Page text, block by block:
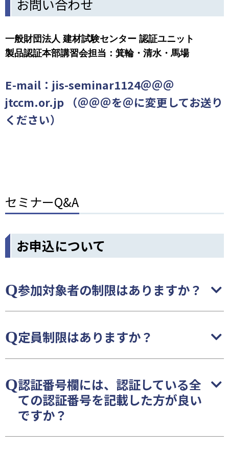
お問い合わせ
一般財団法人 建材試験センター 認証ユニット
製品認証本部講習会担当：箕輪・清水・馬場
E-mail：jis-seminar1124＠＠＠
jtccm.or.jp （＠＠＠を＠に変更してお送り
ください）
セミナーQ&A
お申込について
参加対象者の制限はありますか？
定員制限はありますか？
認証番号欄には、認証している全
ての認証番号を記載した方が良い
ですか？